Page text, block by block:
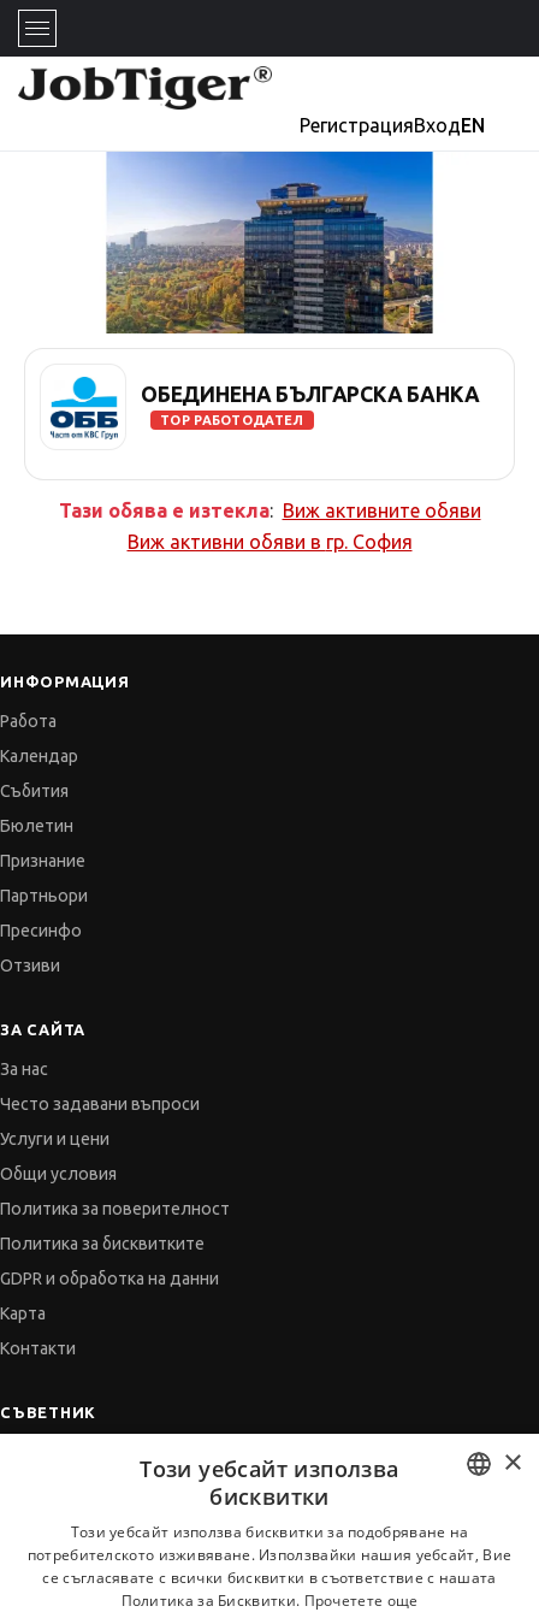
РегистрацияВходEN
ОБЕДИНЕНА БЪЛГАРСКА БАНКА
TOP РАБОТОДАТЕЛ
Тази обява е изтекла: Виж активните обяви
Виж активни обяви в гр. София
ИНФОРМАЦИЯ
Работа
Календар
Събития
Бюлетин
Признание
Партньори
Пресинфо
Отзиви
ЗА САЙТА
За нас
Често задавани въпроси
Услуги и цени
Общи условия
Политика за поверителност
Политика за бисквитките
GDPR и обработка на данни
Карта
Контакти
СЪВЕТНИК
Когато получим оферта
BULGARIAN
ENGLISH
×
Този уебсайт използва
бисквитки
Този уебсайт използва бисквитки за подобряване на
потребителското изживяване. Използвайки нашия уебсайт, Вие
се съгласявате с всички бисквитки в съответствие с нашата
Политика за Бисквитки. Прочетете още